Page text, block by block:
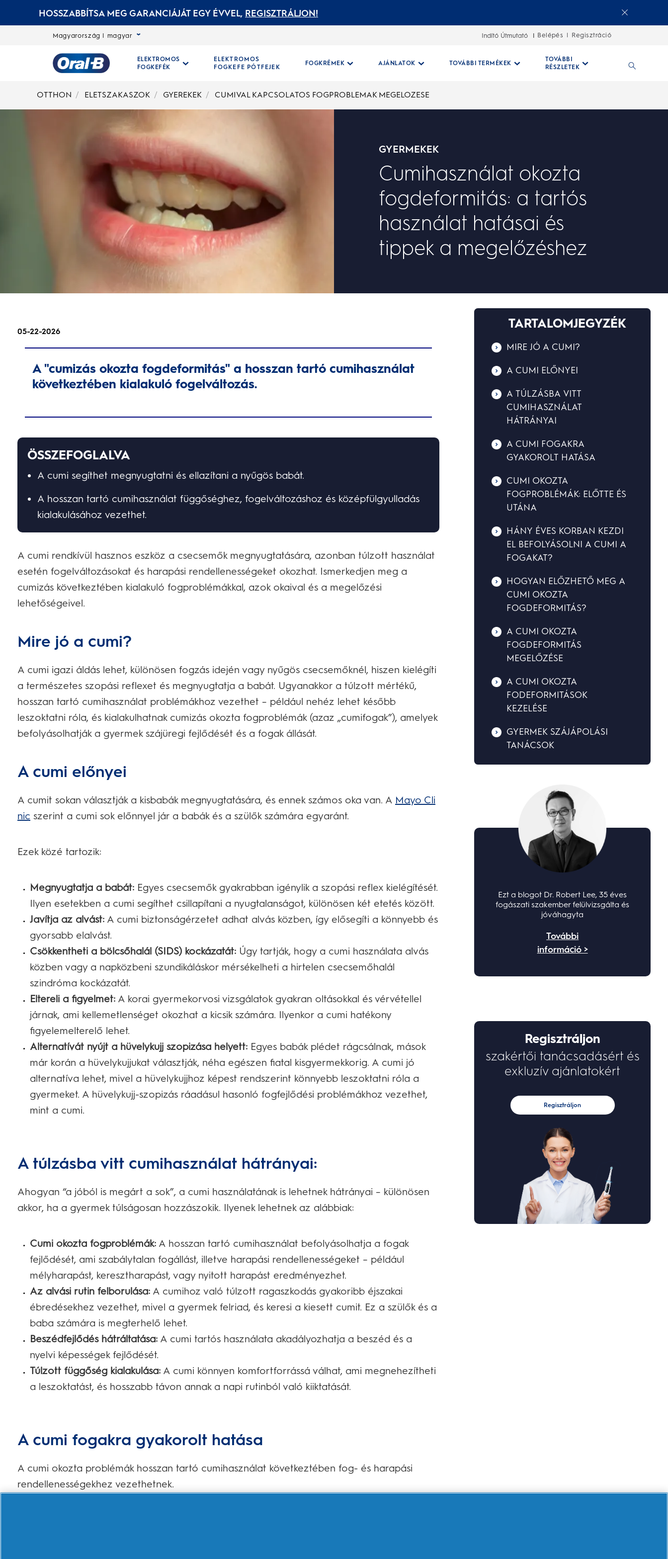
HOSSZABBÍTSA MEG GARANCIÁJÁT EGY ÉVVEL, REGISZTRÁLJON!
Magyarország | magyar Indító Útmutató Belépés Regisztráció
Kezdőoldal
ELEKTROMOS
FOGKEFÉK
ELEKTROMOS
FOGKEFE PÓTFEJEK
FOGKRÉMEK AJÁNLATOK TOVÁBBI TERMÉKEK
TOVÁBBI
RÉSZLETEK
OTTHON ELETSZAKASZOK GYEREKEK CUMIVAL KAPCSOLATOS FOGPROBLEMAK MEGELOZESE
GYERMEKEK
Cumihasználat okozta
fogdeformitás: a tartós
használat hatásai és
tippek a megelőzéshez
05-22-2026
A "cumizás okozta fogdeformitás" a hosszan tartó cumihasználat
következtében kialakuló fogelváltozás.
ÖSSZEFOGLALVA
A cumi segíthet megnyugtatni és ellazítani a nyűgös babát.
A hosszan tartó cumihasználat függőséghez, fogelváltozáshoz és középfülgyulladás
kialakulásához vezethet.
A cumi rendkívül hasznos eszköz a csecsemők megnyugtatására, azonban túlzott használat
esetén fogelváltozásokat és harapási rendellenességeket okozhat. Ismerkedjen meg a
cumizás következtében kialakuló fogproblémákkal, azok okaival és a megelőzési
lehetőségeivel.
Mire jó a cumi?
A cumi igazi áldás lehet, különösen fogzás idején vagy nyűgös csecsemőknél, hiszen kielégíti
a természetes szopási reflexet és megnyugtatja a babát. Ugyanakkor a túlzott mértékű,
hosszan tartó cumihasználat problémákhoz vezethet – például nehéz lehet később
leszoktatni róla, és kialakulhatnak cumizás okozta fogproblémák (azaz „cumifogak”), amelyek
befolyásolhatják a gyermek szájüregi fejlődését és a fogak állását.
A cumi előnyei
A cumit sokan választják a kisbabák megnyugtatására, és ennek számos oka van. A Mayo Cli
nic szerint a cumi sok előnnyel jár a babák és a szülők számára egyaránt.
Ezek közé tartozik:
Megnyugtatja a babát: Egyes csecsemők gyakrabban igénylik a szopási reflex kielégítését.
Ilyen esetekben a cumi segíthet csillapítani a nyugtalanságot, különösen két etetés között.
Javítja az alvást: A cumi biztonságérzetet adhat alvás közben, így elősegíti a könnyebb és
gyorsabb elalvást.
Csökkentheti a bölcsőhalál (SIDS) kockázatát: Úgy tartják, hogy a cumi használata alvás
közben vagy a napközbeni szundikáláskor mérsékelheti a hirtelen csecsemőhalál
szindróma kockázatát.
Eltereli a figyelmet: A korai gyermekorvosi vizsgálatok gyakran oltásokkal és vérvétellel
járnak, ami kellemetlenséget okozhat a kicsik számára. Ilyenkor a cumi hatékony
figyelemelterelő lehet.
Alternatívát nyújt a hüvelykujj szopizása helyett: Egyes babák plédet rágcsálnak, mások
már korán a hüvelykujjukat választják, néha egészen fiatal kisgyermekkorig. A cumi jó
alternatíva lehet, mivel a hüvelykujjhoz képest rendszerint könnyebb leszoktatni róla a
gyermeket. A hüvelykujj-szopizás ráadásul hasonló fogfejlődési problémákhoz vezethet,
mint a cumi.
A túlzásba vitt cumihasználat hátrányai:
Ahogyan “a jóból is megárt a sok”, a cumi használatának is lehetnek hátrányai – különösen
akkor, ha a gyermek túlságosan hozzászokik. Ilyenek lehetnek az alábbiak:
Cumi okozta fogproblémák: A hosszan tartó cumihasználat befolyásolhatja a fogak
fejlődését, ami szabálytalan fogállást, illetve harapási rendellenességeket – például
mélyharapást, keresztharapást, vagy nyitott harapást eredményezhet.
Az alvási rutin felborulása: A cumihoz való túlzott ragaszkodás gyakoribb éjszakai
ébredésekhez vezethet, mivel a gyermek felriad, és keresi a kiesett cumit. Ez a szülők és a
baba számára is megterhelő lehet.
Beszédfejlődés hátráltatása: A cumi tartós használata akadályozhatja a beszéd és a
nyelvi képességek fejlődését.
Túlzott függőség kialakulása: A cumi könnyen komfortforrássá válhat, ami megnehezítheti
a leszoktatást, és hosszabb távon annak a napi rutinból való kiiktatását.
A cumi fogakra gyakorolt hatása
A cumi okozta problémák hosszan tartó cumihasználat következtében fog- és harapási
rendellenességekhez vezethetnek.
TARTALOMJEGYZÉK
MIRE JÓ A CUMI?
A CUMI ELŐNYEI
A TÚLZÁSBA VITT
CUMIHASZNÁLAT
HÁTRÁNYAI
A CUMI FOGAKRA
GYAKOROLT HATÁSA
CUMI OKOZTA
FOGPROBLÉMÁK: ELŐTTE ÉS
UTÁNA
HÁNY ÉVES KORBAN KEZDI
EL BEFOLYÁSOLNI A CUMI A
FOGAKAT?
HOGYAN ELŐZHETŐ MEG A
CUMI OKOZTA
FOGDEFORMITÁS?
A CUMI OKOZTA
FOGDEFORMITÁS
MEGELŐZÉSE
A CUMI OKOZTA
FODEFORMITÁSOK
KEZELÉSE
GYERMEK SZÁJÁPOLÁSI
TANÁCSOK
Ezt a blogot Dr. Robert Lee, 35 éves
fogászati szakember felülvizsgálta és
jóváhagyta
További
információ >
Regisztráljon
szakértői tanácsadásért és
exkluzív ajánlatokért
Regisztráljon